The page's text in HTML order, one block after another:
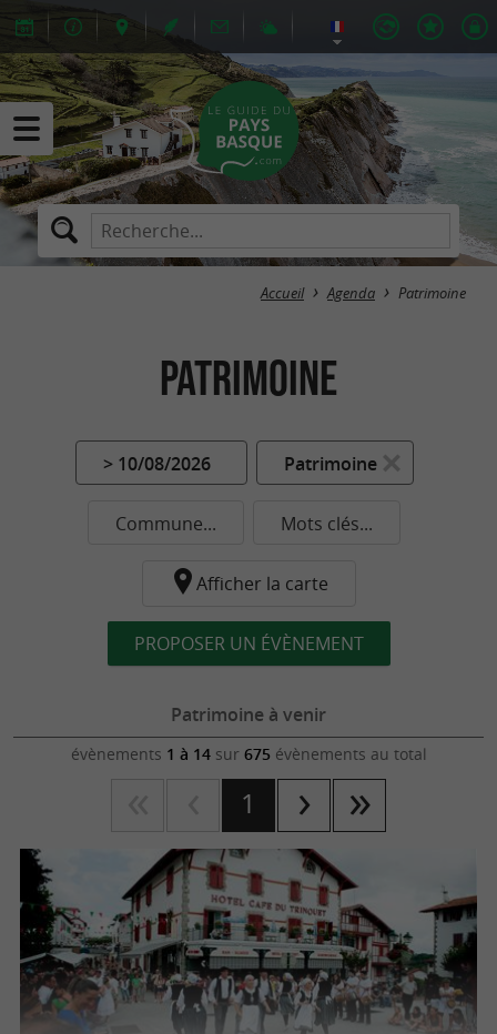
Accueil Agenda Patrimoine
Patrimoine
> 10/08/2026 Patrimoine
Commune... Mots clés...
Afficher la carte
PROPOSER UN ÉVÈNEMENT
Patrimoine à venir
évènements 1 à 14sur 675 évènements au total
1